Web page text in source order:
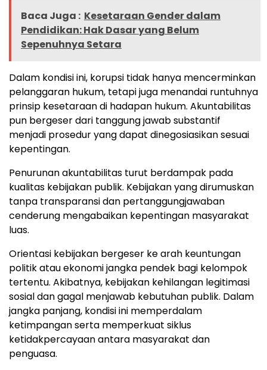
Baca Juga : Kesetaraan Gender dalam
Pendidikan: Hak Dasar yang Belum
Sepenuhnya Setara
Dalam kondisi ini, korupsi tidak hanya mencerminkan
pelanggaran hukum, tetapi juga menandai runtuhnya
prinsip kesetaraan di hadapan hukum. Akuntabilitas
pun bergeser dari tanggung jawab substantif
menjadi prosedur yang dapat dinegosiasikan sesuai
kepentingan.
Penurunan akuntabilitas turut berdampak pada
kualitas kebijakan publik. Kebijakan yang dirumuskan
tanpa transparansi dan pertanggungjawaban
cenderung mengabaikan kepentingan masyarakat
luas.
Orientasi kebijakan bergeser ke arah keuntungan
politik atau ekonomi jangka pendek bagi kelompok
tertentu. Akibatnya, kebijakan kehilangan legitimasi
sosial dan gagal menjawab kebutuhan publik. Dalam
jangka panjang, kondisi ini memperdalam
ketimpangan serta memperkuat siklus
ketidakpercayaan antara masyarakat dan
penguasa.